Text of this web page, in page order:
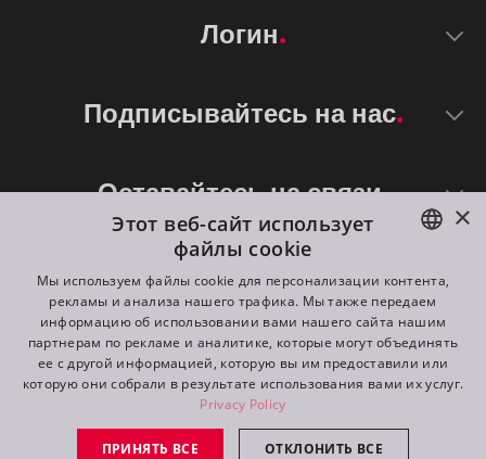
Логин
Подписывайтесь на нас
Оставайтесь на связи
©2026 ROBE lighting s.r.o.
All rights reserved. Created by
ENGLISH
DE
FR
RU
×
Этот веб-сайт использует
файлы cookie
Мы используем файлы cookie для персонализации контента,
рекламы и анализа нашего трафика. Мы также передаем
информацию об использовании вами нашего сайта нашим
партнерам по рекламе и аналитике, которые могут объединять
ее с другой информацией, которую вы им предоставили или
которую они собрали в результате использования вами их услуг.
Privacy Policy
ПРИНЯТЬ ВСЕ ОТКЛОНИТЬ ВСЕ